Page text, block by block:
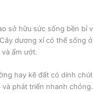
sở hữu sức sống bền bỉ
dương xỉ có thể sống
ẩm ướt.
hay kẽ đất có dính
phát triển nhanh chóng.